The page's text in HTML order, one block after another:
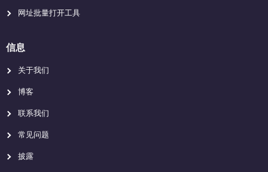
网址批量打开工具
信息
关于我们
博客
联系我们
常见问题
披露